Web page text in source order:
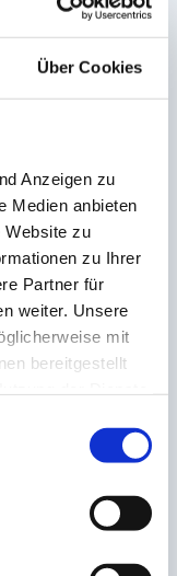
Über Cookies
Anzeigen zu
Medien anbieten
Website zu
zu Ihrer
Partner für
weiter. Unsere
mit
bereitgestellt
stärken
Klarheit
Teamkultur